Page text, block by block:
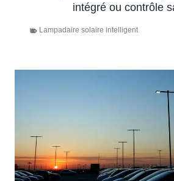
intégré ou contrôle
Lampadaire solaire intelligent